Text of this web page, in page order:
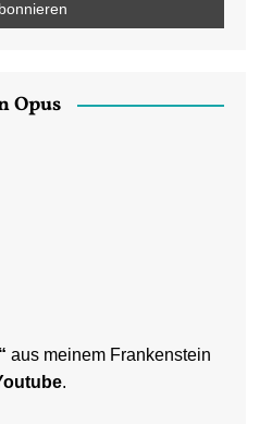
Opus
aus meinem Frankenstein
.